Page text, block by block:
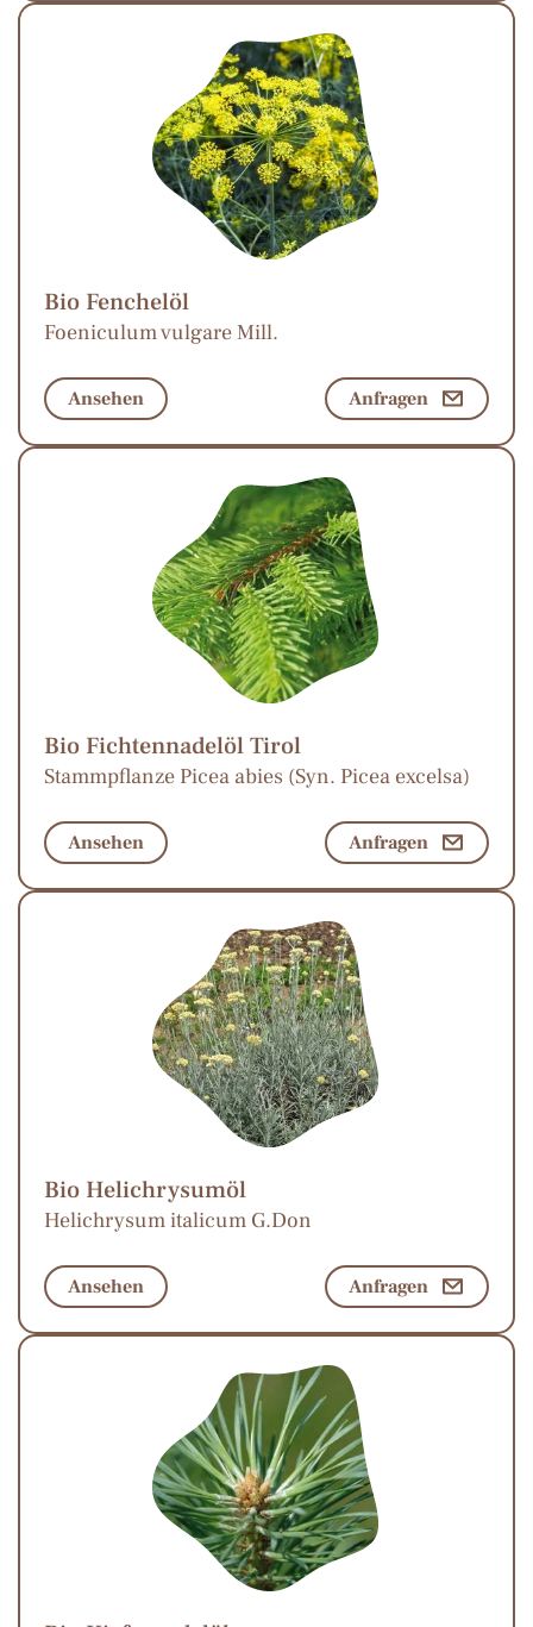
Bio Fenchelöl
Foeniculum vulgare Mill.
Ansehen Anfragen
Bio Fichtennadelöl Tirol
Stammpflanze Picea abies (Syn. Picea excelsa)
Ansehen Anfragen
Bio Helichrysumöl
Helichrysum italicum G.Don
Ansehen Anfragen